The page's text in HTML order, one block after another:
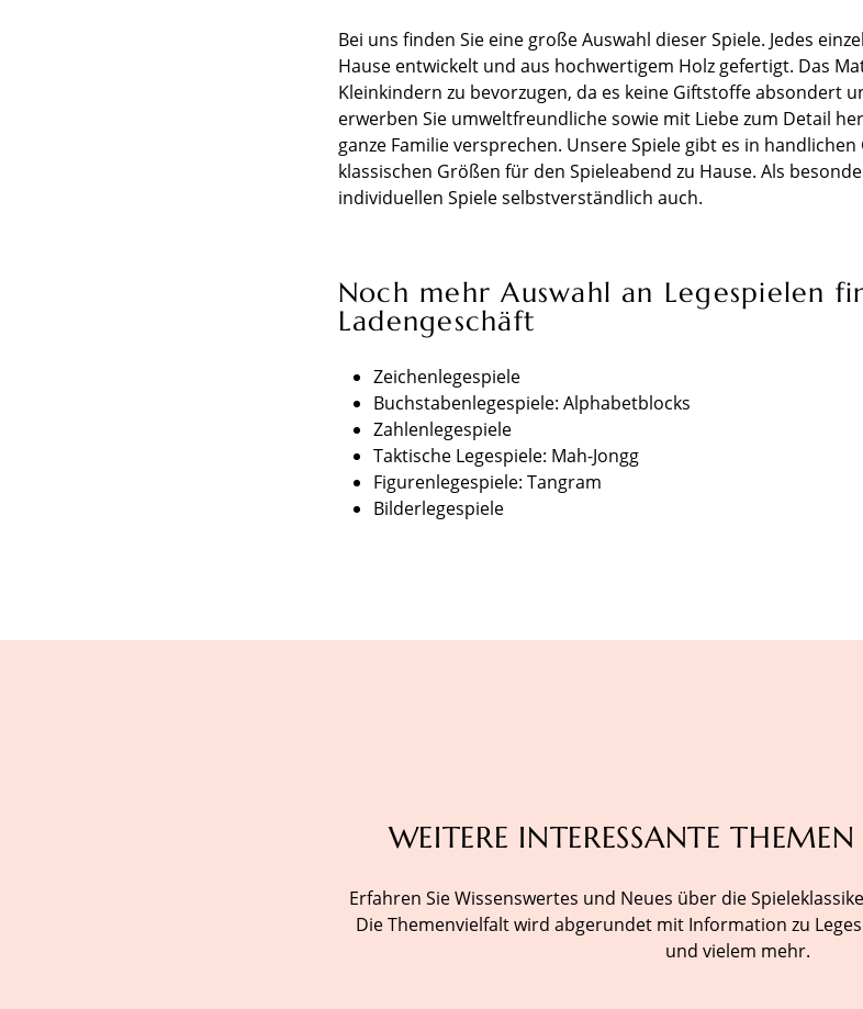
Bei uns finden Sie eine große Auswahl dieser Spiele. Jedes
Hause entwickelt und aus hochwertigem Holz gefertigt. Das
Kleinkindern zu bevorzugen, da es keine Giftstoffe absondert
erwerben Sie umweltfreundliche sowie mit Liebe zum Detail
ganze Familie versprechen. Unsere Spiele gibt es in
klassischen Größen für den Spieleabend zu Hause. Als
individuellen Spiele selbstverständlich auch.
Noch mehr Auswahl an Legespielen
Ladengeschäft
Zeichenlegespiele
Buchstabenlegespiele: Alphabetblocks
Zahlenlegespiele
Taktische Legespiele: Mah-Jongg
Figurenlegespiele: Tangram
Bilderlegespiele
WEITERE INTERESSANTE
Erfahren Sie Wissenswertes und Neues über die
Die Themenvielfalt wird abgerundet mit Information zu
und vielem mehr.